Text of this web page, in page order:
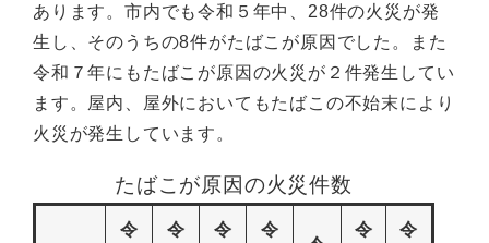
あります。市内でも令和５年中、28件の火災が発
生し、そのうちの8件がたばこが原因でした。また
令和７年にもたばこが原因の火災が２件発生してい
ます。屋内、屋外においてもたばこの不始末により
火災が発生しています。
たばこが原因の火災件数
令
令
令
令
令
令